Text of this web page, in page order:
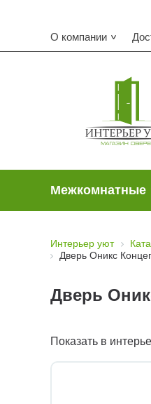
О компании
Межкомнатные
Интерьер уют
Дверь Оникс
Дверь
Показать в